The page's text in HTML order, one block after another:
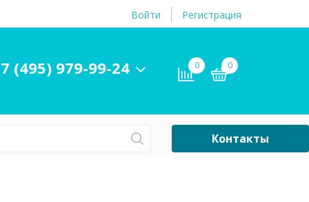
Войти Регистрация
(495) 979-99-24 0 0
Контакты